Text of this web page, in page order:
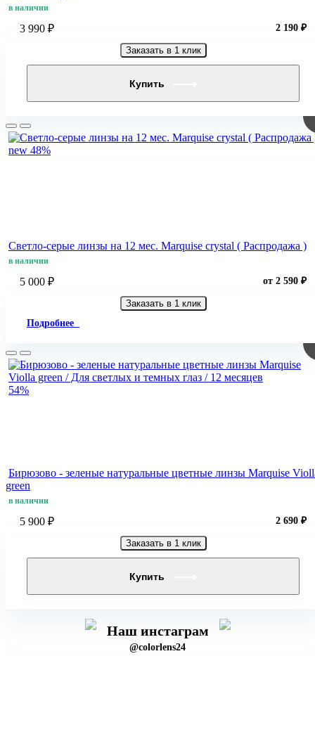
в наличии
3 990 ₽ 2 190 ₽
Заказать в 1 клик
new 48%
Светло-серые линзы на 12 мес. Marquise crystal ( Распродажа )
в наличии
5 000 ₽ от 2 590 ₽
Заказать в 1 клик
Подробнее
54%
Бирюзово - зеленые натуральные цветные линзы Marquise
green
в наличии
5 900 ₽ 2 690 ₽
Заказать в 1 клик
Наш инстаграм
@colorlens24